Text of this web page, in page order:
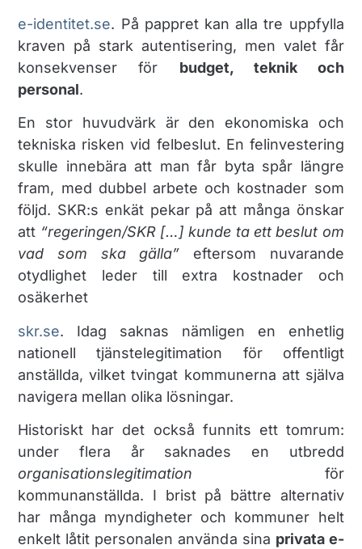
e-identitet.se. På pappret kan alla tre uppfylla
kraven på stark autentisering, men valet får
konsekvenser för budget, teknik och
personal.
En stor huvudvärk är den ekonomiska och
tekniska risken vid felbeslut. En felinvestering
skulle innebära att man får byta spår längre
fram, med dubbel arbete och kostnader som
följd. SKR:s enkät pekar på att många önskar
att “regeringen/SKR […] kunde ta ett beslut om
vad som ska gälla” eftersom nuvarande
otydlighet leder till extra kostnader och
osäkerhet​
skr.se. Idag saknas nämligen en enhetlig
nationell tjänstelegitimation för offentligt
anställda, vilket tvingat kommunerna att själva
navigera mellan olika lösningar.
Historiskt har det också funnits ett tomrum:
under flera år saknades en utbredd
organisationslegitimation för
kommunanställda. I brist på bättre alternativ
har många myndigheter och kommuner helt
enkelt låtit personalen använda sina privata e-